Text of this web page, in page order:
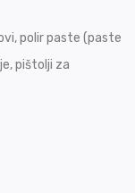
polir paste (paste
pištolji za